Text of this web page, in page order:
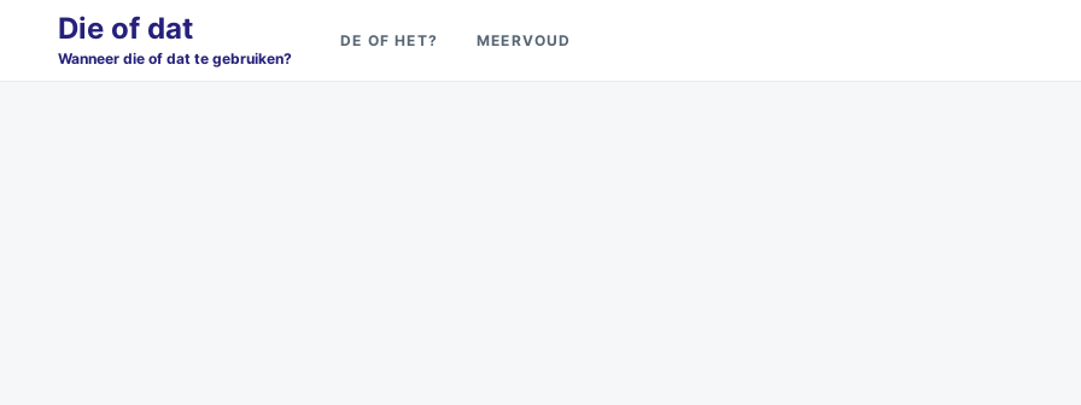
Search
for:
Die of dat
Wanneer die of dat te gebruiken?
DE OF HET? MEERVOUD